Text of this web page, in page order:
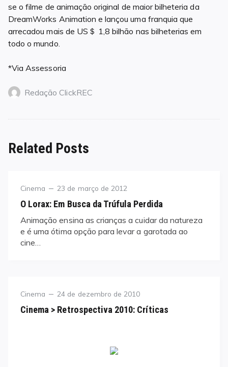
se o filme de animação original de maior bilheteria da
DreamWorks Animation e lançou uma franquia que
arrecadou mais de US＄ 1,8 bilhão nas bilheterias em
todo o mundo.
*Via Assessoria
Redação ClickREC
Related Posts
Category
Cinema
Posted
23 de março de 2012
O Lorax: Em Busca da Trúfula Perdida
Animação ensina as crianças a cuidar da natureza
e é uma ótima opção para levar a garotada ao
cine…
Category
Cinema
Posted
24 de dezembro de 2010
Cinema > Retrospectiva 2010: Críticas